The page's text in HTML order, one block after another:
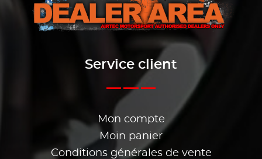
Service client
Mon compte
Moin panier
Conditions générales de vente